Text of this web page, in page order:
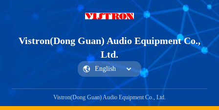
Vistron(Dong Guan) Audio Equipment Co.,
Ltd.
Vistron(Dong Guan) Audio Equipment Co., Ltd.